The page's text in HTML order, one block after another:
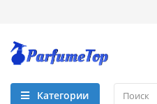
Категории